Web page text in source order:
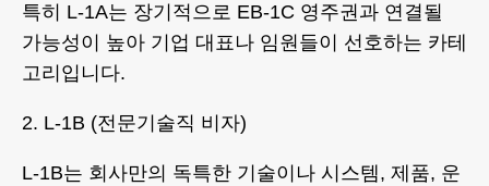
특히 L-1A는 장기적으로 EB-1C 영주권과 연결될
가능성이 높아 기업 대표나 임원들이 선호하는 카테
고리입니다.
2. L-1B (전문기술직 비자)
L-1B는 회사만의 독특한 기술이나 시스템, 제품, 운